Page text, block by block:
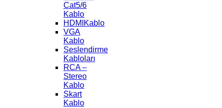
Cat5/6
Kablo
HDMIKablo
VGA
Kablo
Seslendirme
Kabloları
RCA –
Stereo
Kablo
Skart
Kablo